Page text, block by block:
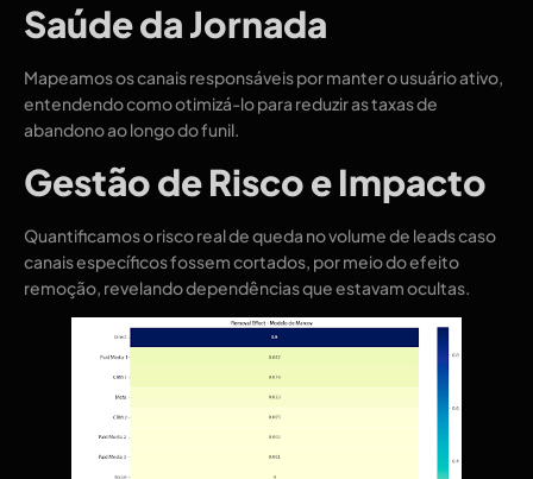
Saúde da Jornada
Mapeamos os canais responsáveis por manter o usuário ativo,
entendendo como otimizá-lo para reduzir as taxas de
abandono ao longo do funil.
Gestão de Risco e Impacto
Quantificamos o risco real de queda no volume de leads caso
canais específicos fossem cortados, por meio do efeito
remoção, revelando dependências que estavam ocultas.